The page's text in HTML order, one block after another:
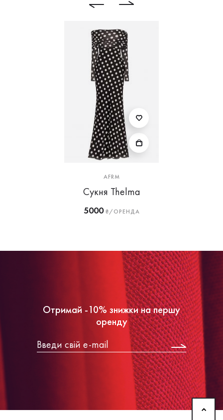
AFRM
Сукня Thelma
5000₴/ОРЕНДА
Отримай -10% знижки на першу
оренду